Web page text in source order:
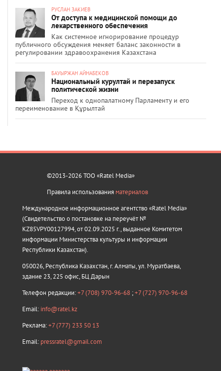
РУСЛАН ЗАКИЕВ
От доступа к медицинской помощи до
лекарственного обеспечения
Как системное игнорирование процедур
публичного обсуждения меняет баланс законности в
регулировании здравоохранения Казахстана
БАУЫРЖАН АЙНАБЕКОВ
Национальный курултай и перезапуск
политической жизни
Переход к однопалатному Парламенту и его
переименование в Құрылтай
©2013-2026 ТОО «Ratel Media»
Правила использования материалов
Международное информационное агентство «Ratel Media»
(Свидетельство о постановке на переучёт №
KZ85VPY00127994, от 02.09.2025 г., выданное Комитетом
информации Министерства культуры и информации
Республики Казахстан).
050026, Республика Казахстан, г. Алматы, ул. Муратбаева,
здание 23, 225 офис, БЦ Дарын
Телефон редакции:+7 (708) 970-96-68 ;+7 (727) 970-96-68
Email: info@ratel.kz
Реклама:+7 (777) 233 50 13
Email: pressratel@gmail.com